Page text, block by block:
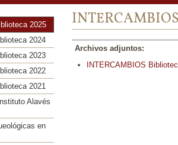
2025
2024
2023
2022
2021
Alavés
en
Archivos adjuntos:
INTERCAMBIOS